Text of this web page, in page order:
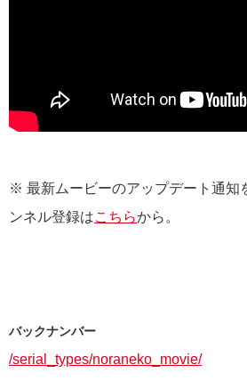
※ 最新ムービーのアップデート通知
ンネル登録はこちらから。
バックナンバー
/serial_types/noraneko_movie/